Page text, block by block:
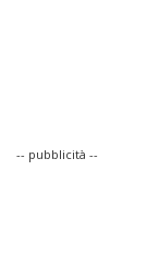
-- pubblicità --